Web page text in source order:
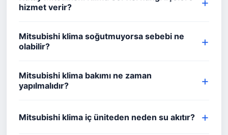
hizmet verir?
Mitsubishi klima soğutmuyorsa sebebi ne
olabilir?
Mitsubishi klima bakımı ne zaman
yapılmalıdır?
Mitsubishi klima iç üniteden neden su akıtır?